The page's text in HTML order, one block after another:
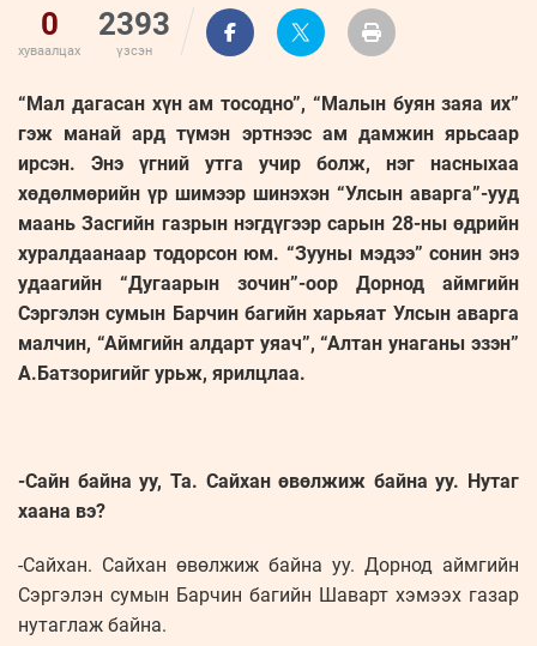
0
хуваалцах
2393
үзсэн
“Мал дагасан хүн ам тосодно”, “Малын буян заяа их”
гэж манай ард түмэн эртнээс ам дамжин ярьсаар
ирсэн. Энэ үгний утга учир болж, нэг насныхаа
хөдөлмөрийн үр шимээр шинэхэн “Улсын аварга”-ууд
маань Засгийн газрын нэгдүгээр сарын 28-ны өдрийн
хуралдаанаар тодорсон юм. “Зууны мэдээ” сонин энэ
удаагийн “Дугаарын зочин”-оор Дорнод аймгийн
Сэргэлэн сумын Барчин багийн харьяат Улсын аварга
малчин, “Аймгийн алдарт уяач”, “Алтан унаганы эзэн”
А.Батзоригийг урьж, ярилцлаа.
-Сайн байна уу, Та. Сайхан өвөлжиж байна уу. Нутаг
хаана вэ?
-Сайхан. Сайхан өвөлжиж байна уу. Дорнод аймгийн
Сэргэлэн сумын Барчин багийн Шаварт хэмээх газар
нутаглаж байна.